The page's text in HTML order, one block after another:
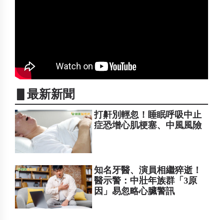
▋最新新聞
打鼾別輕忽！睡眠呼吸中止
症恐增心肌梗塞、中風風險
知名牙醫、演員相繼猝逝！
醫示警：中壯年族群「3原
因」易忽略心臟警訊